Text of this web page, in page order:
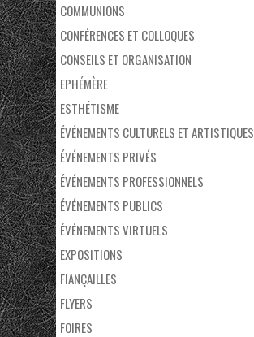
COMMUNIONS
CONFÉRENCES ET COLLOQUES
CONSEILS ET ORGANISATION
EPHÉMÈRE
ESTHÉTISME
ÉVÉNEMENTS CULTURELS ET ARTISTIQUES
ÉVÉNEMENTS PRIVÉS
ÉVÉNEMENTS PROFESSIONNELS
ÉVÉNEMENTS PUBLICS
ÉVÉNEMENTS VIRTUELS
EXPOSITIONS
FIANÇAILLES
FLYERS
FOIRES